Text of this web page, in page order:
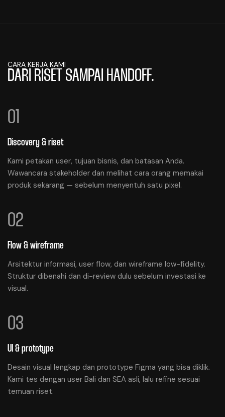
CARA KERJA KAMI
DARI RISET SAMPAI HANDOFF.
01
Discovery & riset
Kami petakan user, tujuan bisnis, dan batasan Anda.
Wawancara stakeholder dan melihat cara orang memakai
produk sekarang — sebelum menyentuh satu pixel.
02
Flow & wireframe
Arsitektur informasi, user flow, dan wireframe low-fidelity.
Struktur dibenahi dan di-review dulu sebelum investasi ke
visual.
03
UI & prototype
Desain visual lengkap dan prototype Figma yang bisa diklik.
Kami tes dengan user Bali dan SEA asli, lalu refine sesuai
temuan riset.